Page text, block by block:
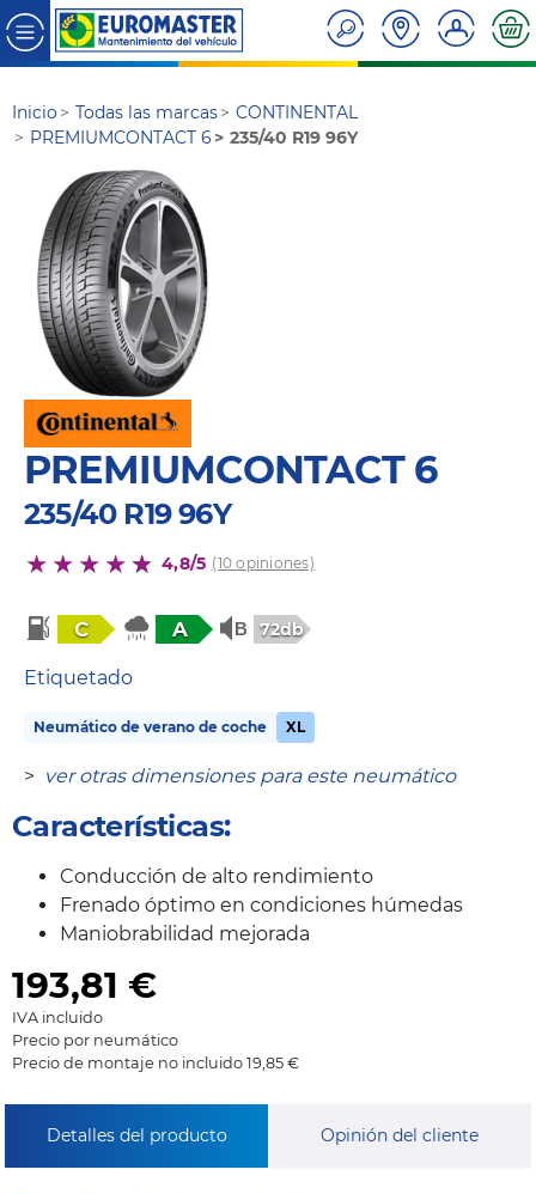
Inicio Todas las marcas
CONTINENTAL
PREMIUMCONTACT 6
235/40 R19 96Y
PREMIUMCONTACT 6
235/40 R19 96Y
4,8/5 (10 opiniones)
C A 72db
Etiquetado
Neumático de verano de coche XL
> ver otras dimensiones para este neumático
Características:
Conducción de alto rendimiento
Frenado óptimo en condiciones húmedas
Maniobrabilidad mejorada
193,81 €
IVA incluido
Precio por neumático
Precio de montaje no incluido 19,85 €
Detalles del producto Opinión del cliente